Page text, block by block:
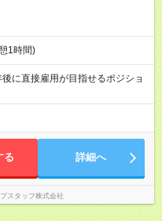
1時間)
に直接雇用が目指せるポジショ
る 詳細へ
スタッフ株式会社